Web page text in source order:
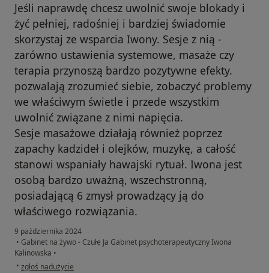
Jeśli naprawdę chcesz uwolnić swoje blokady i
żyć pełniej, radośniej i bardziej świadomie
skorzystaj ze wsparcia Iwony. Sesje z nią -
zarówno ustawienia systemowe, masaże czy
terapia przynoszą bardzo pozytywne efekty.
pozwalają zrozumieć siebie, zobaczyć problemy
we właściwym świetle i przede wszystkim
uwolnić związane z nimi napięcia.
Sesje masażowe działają również poprzez
zapachy kadzideł i olejków, muzykę, a całość
stanowi wspaniały hawajski rytuał. Iwona jest
osobą bardzo uważną, wszechstronną,
posiadającą 6 zmysł prowadzący ją do
właściwego rozwiązania.
9 października 2024
• Gabinet na żywo - Czułe Ja Gabinet psychoterapeutyczny Iwona
Kalinowska •
• w opinii użytkownika Kate
zgłoś nadużycie